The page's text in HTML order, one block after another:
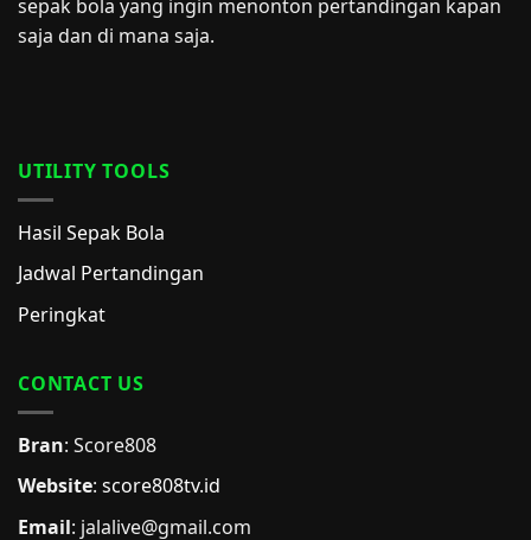
sepak bola yang ingin menonton pertandingan kapan
saja dan di mana saja.
UTILITY TOOLS
Hasil Sepak Bola
Jadwal Pertandingan
Peringkat
CONTACT US
Bran: Score808
Website: score808tv.id
Email: jalalive@gmail.com